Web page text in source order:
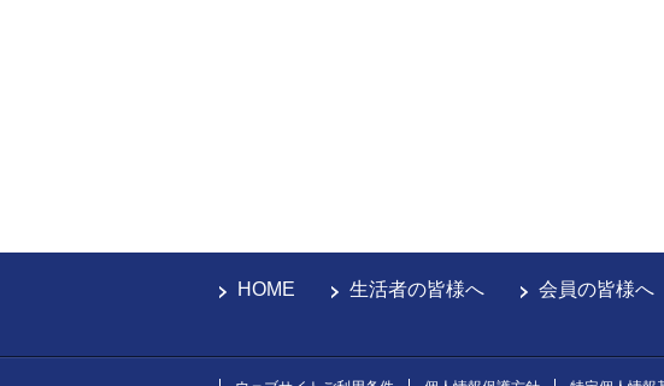
HOME 生活者の皆様へ 会員の皆様へ